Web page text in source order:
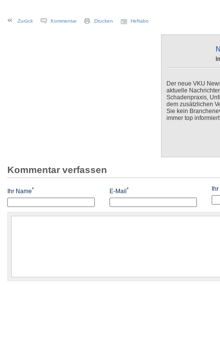
Zurück Kommentar Drucken Heftabo
Der neue VKU
aktuelle
Schadenpraxis,
dem zusätzlichen
Sie kein
immer top
Kommentar verfassen
Ihr Name* E-Mail* Ihr